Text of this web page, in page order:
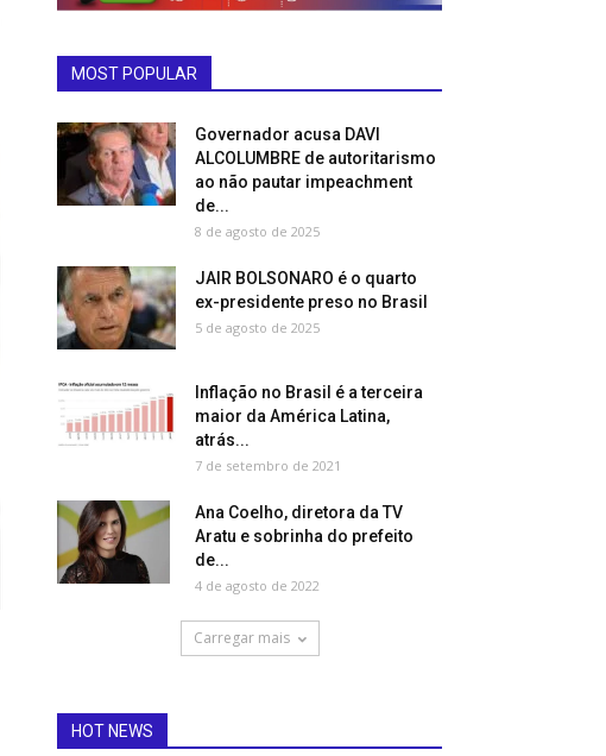
MOST POPULAR
Governador acusa DAVI
ALCOLUMBRE de autoritarismo
ao não pautar impeachment
de...
8 de agosto de 2025
JAIR BOLSONARO é o quarto
ex-presidente preso no Brasil
5 de agosto de 2025
Inflação no Brasil é a terceira
maior da América Latina,
atrás...
7 de setembro de 2021
Ana Coelho, diretora da TV
Aratu e sobrinha do prefeito
de...
4 de agosto de 2022
Carregar mais
HOT NEWS